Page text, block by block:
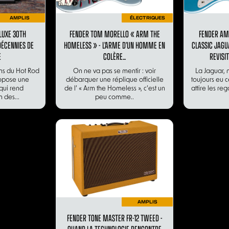
AMPLIS
30TH
DE
du Hot Rod
une
rend
des...
ÉLECTRIQUES
FENDER TOM MORELLO « ARM THE
HOMELESS » - L’ARME D’UN HOMME EN
COLÈRE...
On ne va pas se mentir : voir
débarquer une réplique officielle
de l’ « Arm the Homeless », c’est un
peu comme..
FENDER
CLASSIC
La Jaguar,
toujours eu
attire les
AMPLIS
FENDER TONE MASTER FR-12 TWEED -